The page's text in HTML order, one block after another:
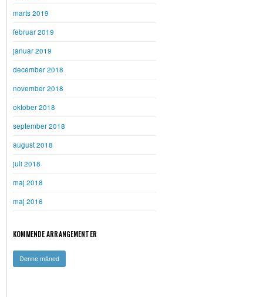
marts 2019
februar 2019
januar 2019
december 2018
november 2018
oktober 2018
september 2018
august 2018
juli 2018
maj 2018
maj 2016
KOMMENDE ARRANGEMENTER
Denne måned